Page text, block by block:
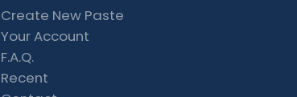
Create New Paste
Your Account
F.A.Q.
Recent